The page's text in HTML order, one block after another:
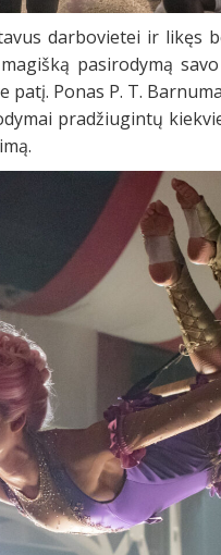
darbovietei ir likęs
pasirodymą
Ponas P. T.
pradžiugintų